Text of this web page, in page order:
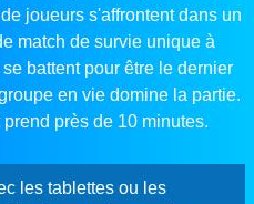
joueurs s'affrontent dans un
match de survie unique à
battent pour être le dernier
en vie domine la partie.
près de 10 minutes.
les tablettes ou les